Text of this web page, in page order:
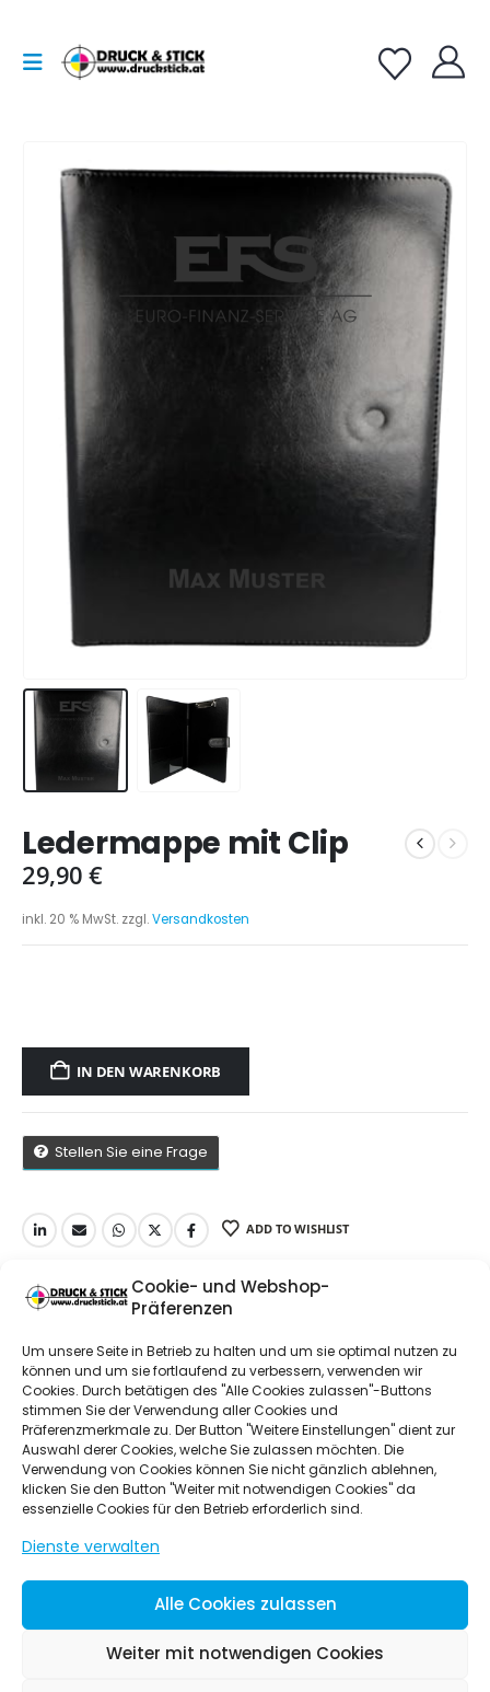
Cookie- und Webshop-
Präferenzen
Um unsere Seite in Betrieb zu halten und um sie optimal nutzen zu
können und um sie fortlaufend zu verbessern, verwenden wir
Cookies. Durch betätigen des "Alle Cookies zulassen"-Buttons
stimmen Sie der Verwendung aller Cookies und
Präferenzmerkmale zu. Der Button "Weitere Einstellungen" dient zur
Auswahl derer Cookies, welche Sie zulassen möchten. Die
Verwendung von Cookies können Sie nicht gänzlich ablehnen,
klicken Sie den Button "Weiter mit notwendigen Cookies" da
essenzielle Cookies für den Betrieb erforderlich sind.
Dienste verwalten
Alle Cookies zulassen
Weiter mit notwendigen Cookies
Ledermappe mit Clip
29,90€
inkl. 20 % MwSt. zzgl.Versandkosten
IN DEN WARENKORB
Stellen Sie eine Frage
ADD TO WISHLIST
STORE POLICIES
ANFRAGEN
ÄHNLICHE PRODUKTE